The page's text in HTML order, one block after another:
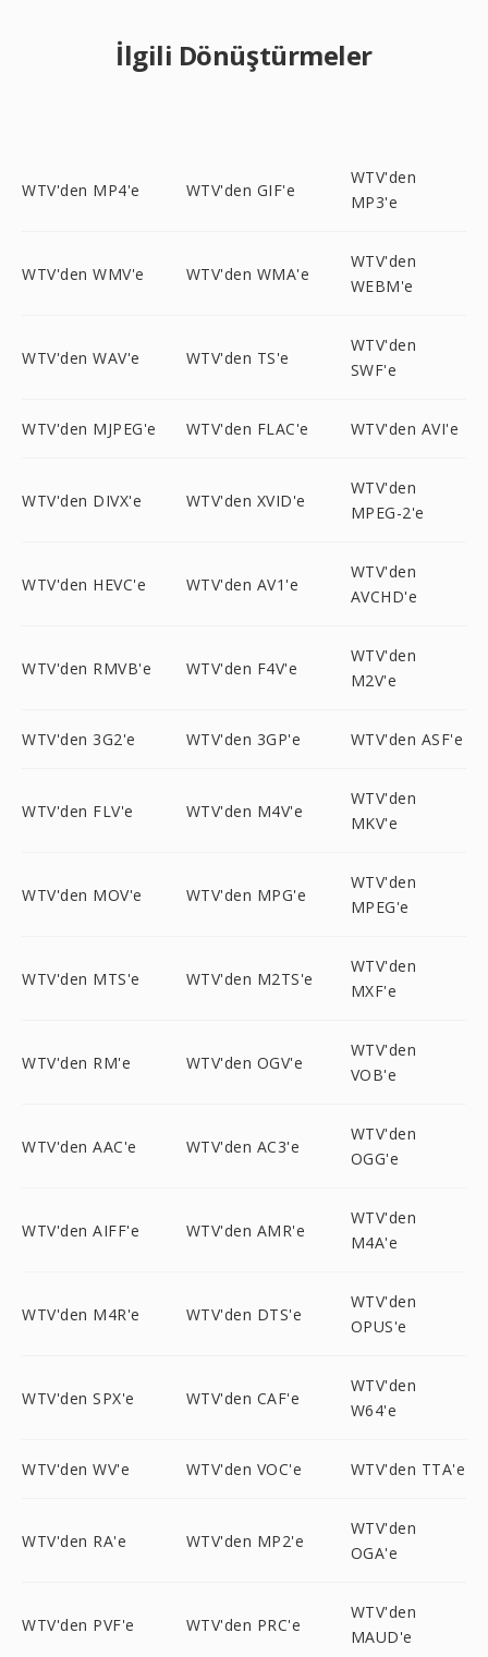
İlgili Dönüştürmeler
WTV'den MP4'e WTV'den GIF'e
WTV'den
MP3'e
WTV'den WMV'e WTV'den WMA'e
WTV'den
WEBM'e
WTV'den WAV'e WTV'den TS'e
WTV'den
SWF'e
WTV'den MJPEG'e WTV'den FLAC'e WTV'den AVI'e
WTV'den DIVX'e WTV'den XVID'e
WTV'den
MPEG-2'e
WTV'den HEVC'e WTV'den AV1'e
WTV'den
AVCHD'e
WTV'den RMVB'e WTV'den F4V'e
WTV'den
M2V'e
WTV'den 3G2'e WTV'den 3GP'e WTV'den ASF'e
WTV'den FLV'e WTV'den M4V'e
WTV'den
MKV'e
WTV'den MOV'e WTV'den MPG'e
WTV'den
MPEG'e
WTV'den MTS'e WTV'den M2TS'e
WTV'den
MXF'e
WTV'den RM'e WTV'den OGV'e
WTV'den
VOB'e
WTV'den AAC'e WTV'den AC3'e
WTV'den
OGG'e
WTV'den AIFF'e WTV'den AMR'e
WTV'den
M4A'e
WTV'den M4R'e WTV'den DTS'e
WTV'den
OPUS'e
WTV'den SPX'e WTV'den CAF'e
WTV'den
W64'e
WTV'den WV'e WTV'den VOC'e WTV'den TTA'e
WTV'den RA'e WTV'den MP2'e
WTV'den
OGA'e
WTV'den PVF'e WTV'den PRC'e
WTV'den
MAUD'e